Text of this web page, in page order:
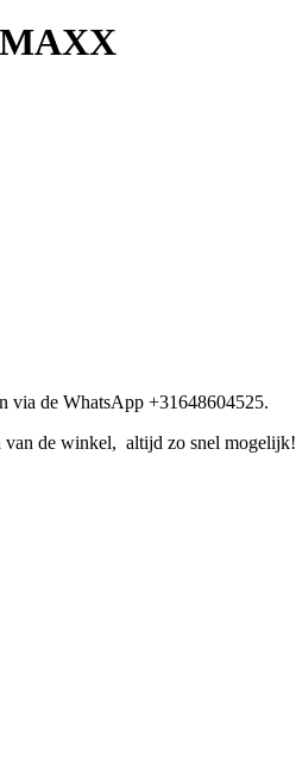
via de WhatsApp +31648604525.
van de winkel, altijd zo snel mogelijk!